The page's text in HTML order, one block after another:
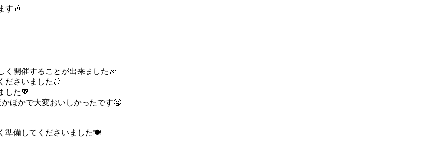
す🎶
く開催することが出来ました🎉
ださいました🍖
した💖
ほかで大変おいしかったです🤤
準備してくださいました🍽️